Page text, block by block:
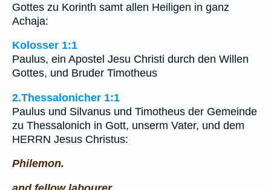
Gottes zu Korinth samt allen Heiligen in ganz
Achaja:
Kolosser 1:1
Paulus, ein Apostel Jesu Christi durch den Willen
Gottes, und Bruder Timotheus
2.Thessalonicher 1:1
Paulus und Silvanus und Timotheus der Gemeinde
zu Thessalonich in Gott, unserm Vater, und dem
HERRN Jesus Christus:
Philemon.